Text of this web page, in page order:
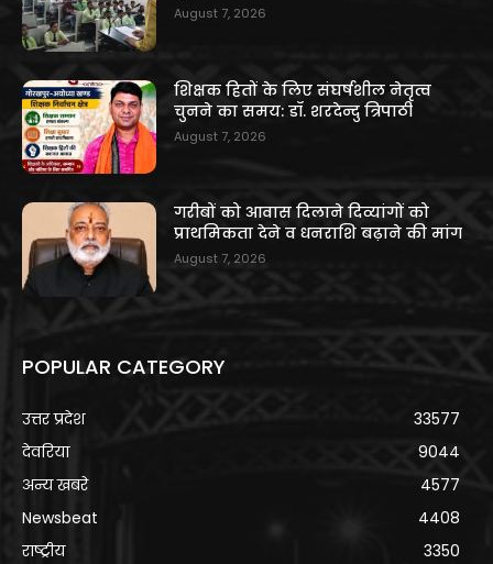
August 7, 2026
शिक्षक हितों के लिए संघर्षशील नेतृत्व
चुनने का समय: डॉ. शरदेन्दु त्रिपाठी
August 7, 2026
गरीबों को आवास दिलाने दिव्यांगों को
प्राथमिकता देने व धनराशि बढ़ाने की मांग
August 7, 2026
POPULAR CATEGORY
उत्तर प्रदेश
33577
देवरिया
9044
अन्य खबरे
4577
Newsbeat
4408
राष्ट्रीय
3350